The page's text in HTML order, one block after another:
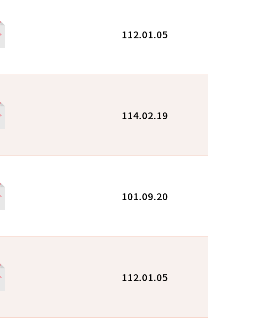
112.01.05
114.02.19
101.09.20
112.01.05